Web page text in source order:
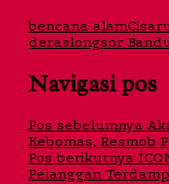
bencana alam
deraslongsor
Navigasi pos
Pos sebelumnya
Kebomas, Resmob
Pos berikutnya
Pelanggan